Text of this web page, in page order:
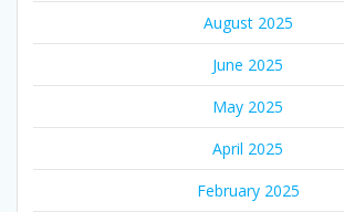
August 2025
June 2025
May 2025
April 2025
February 2025